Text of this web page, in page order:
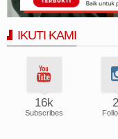
IKUTI KAMI
16k
Subscribes